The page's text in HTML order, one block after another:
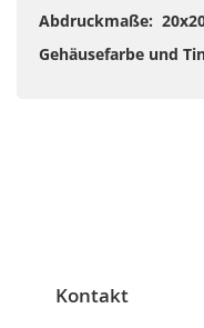
Abdruckmaße:
Gehäusefarbe und
Kontakt